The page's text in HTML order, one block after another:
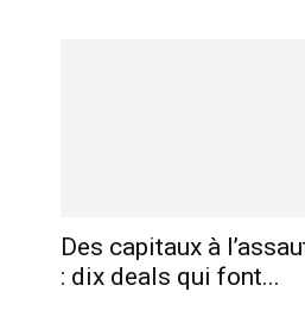
Des capitaux à
: dix deals qui font...